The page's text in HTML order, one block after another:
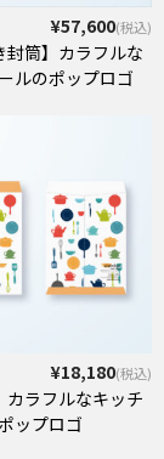
¥57,600(税込)
封筒】カラフルな
ルのポップロゴ
¥18,180(税込)
カラフルなキッチ
ップロゴ